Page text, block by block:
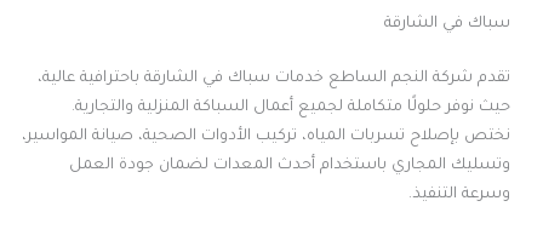
سباك في الشارقة
تقدم شركة النجم الساطع خدمات سباك في الشارقة باحترافية عالية،
حيث نوفر حلولًا متكاملة لجميع أعمال السباكة المنزلية والتجارية.
نختص بإصلاح تسربات المياه، تركيب الأدوات الصحية، صيانة المواسير،
وتسليك المجاري باستخدام أحدث المعدات لضمان جودة العمل
وسرعة التنفيذ.